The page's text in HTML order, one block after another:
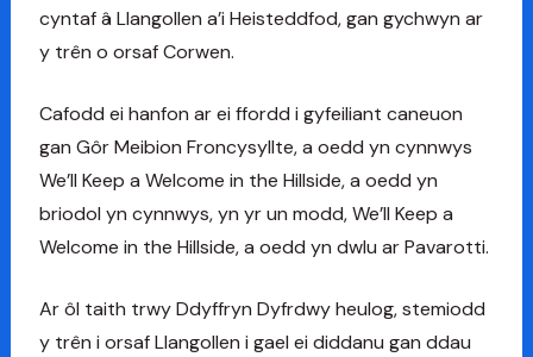
cyntaf â Llangollen a’i Heisteddfod, gan gychwyn ar
y trên o orsaf Corwen.
Cafodd ei hanfon ar ei ffordd i gyfeiliant caneuon
gan Gôr Meibion Froncysyllte, a oedd yn cynnwys
We’ll Keep a Welcome in the Hillside, a oedd yn
briodol yn cynnwys, yn yr un modd, We’ll Keep a
Welcome in the Hillside, a oedd yn dwlu ar Pavarotti.
Ar ôl taith trwy Ddyffryn Dyfrdwy heulog, stemiodd
y trên i orsaf Llangollen i gael ei diddanu gan ddau